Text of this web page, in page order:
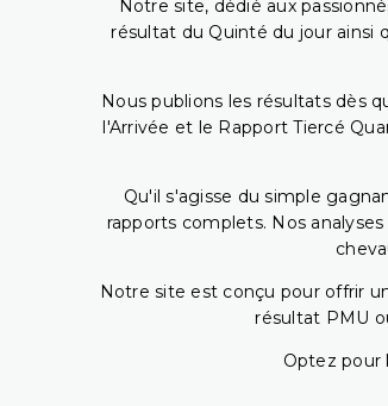
Notre site, dédié aux
résultat du Quinté du jour ainsi
Nous publions les résultats dès
l'Arrivée et le Rapport Tiercé
Qu'il s'agisse du simple
rapports complets. Nos
Notre site est conçu pour offrir
résultat PMU
Optez pour